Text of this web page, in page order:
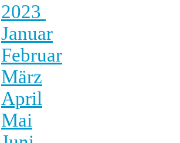
2023
Januar
Februar
März
April
Mai